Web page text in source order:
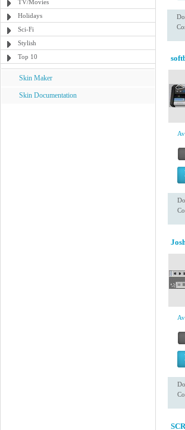
TV/Movies
Holidays
Sci-Fi
Stylish
Top 10
Skin Maker
Skin Documentation